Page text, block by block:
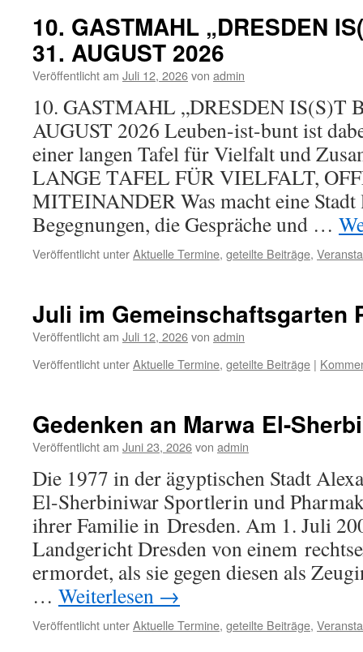
10. GASTMAHL „DRESDEN
31. AUGUST 2026
Veröffentlicht am Juli 12, 2026von admin
10. GASTMAHL „DRESDEN IS(S)T
AUGUST 2026 Leuben-ist-bunt ist
einer langen Tafel für Vielfalt und
LANGE TAFEL FÜR VIELFALT,
MITEINANDER Was macht eine Stadt
Begegnungen, die Gespräche und …
Veröffentlicht unterAktuelle Termine, geteilte Beiträge,
Juli im Gemeinschaftsgarten
Veröffentlicht am Juli 12, 2026von admin
Veröffentlicht unterAktuelle Termine, geteilte Beiträge |
Gedenken an Marwa El-
Veröffentlicht am Juni 23, 2026von admin
Die 1977 in der ägyptischen Stadt
El-Sherbiniwar Sportlerin und
ihrer Familie in Dresden. Am 1. Juli
Landgericht Dresden von einem
ermordet, als sie gegen diesen als
… Weiterlesen →
Veröffentlicht unterAktuelle Termine, geteilte Beiträge,